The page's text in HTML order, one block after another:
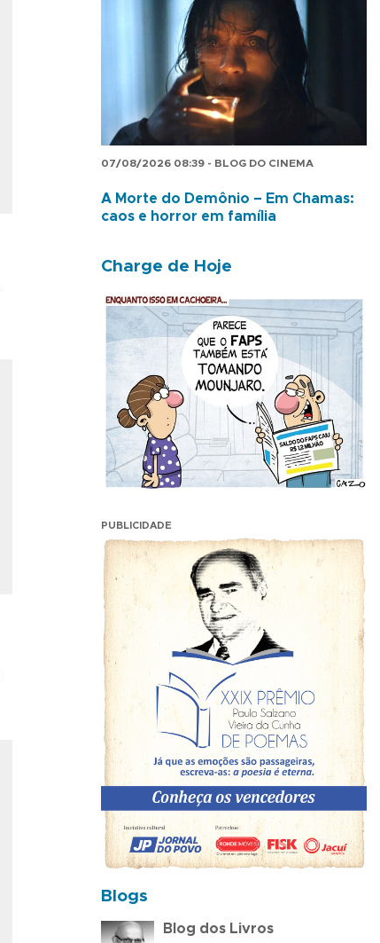
07/08/2026 08:39 - BLOG DO CINEMA
A Morte do Demônio – Em Chamas:
caos e horror em família
Charge de Hoje
PUBLICIDADE
Blogs
Blog dos Livros